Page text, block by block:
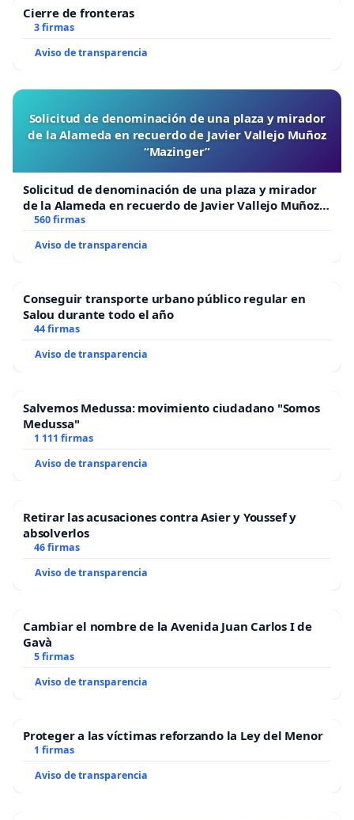
Cierre de fronteras
3 firmas
Aviso de transparencia
Solicitud de denominación de una plaza y mirador
de la Alameda en recuerdo de Javier Vallejo Muñoz
“Mazinger”
Solicitud de denominación de una plaza y mirador
de la Alameda en recuerdo de Javier Vallejo Muñoz
“Mazinger”
560 firmas
Aviso de transparencia
Conseguir transporte urbano público regular en
Salou durante todo el año
44 firmas
Aviso de transparencia
Salvemos Medussa: movimiento ciudadano "Somos
Medussa"
1 111 firmas
Aviso de transparencia
Retirar las acusaciones contra Asier y Youssef y
absolverlos
46 firmas
Aviso de transparencia
Cambiar el nombre de la Avenida Juan Carlos I de
Gavà
5 firmas
Aviso de transparencia
Proteger a las víctimas reforzando la Ley del Menor
1 firmas
Aviso de transparencia